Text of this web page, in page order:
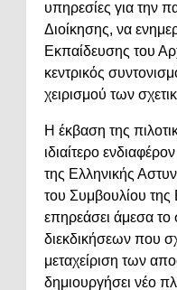
υπηρεσίες για την
Διοίκησης, να
Εκπαίδευσης του
κεντρικός
χειρισμού των
Η έκβαση της
ιδιαίτερο
της Ελληνικής
του Συμβουλίου της
επηρεάσει άμεσα
διεκδικήσεων που
μεταχείριση των
δημιουργήσει νέο